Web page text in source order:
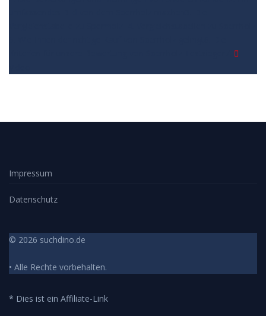
Impressum
Datenschutz
© 2026 suchdino.de
• Alle Rechte vorbehalten.
* Dies ist ein Affiliate-Link